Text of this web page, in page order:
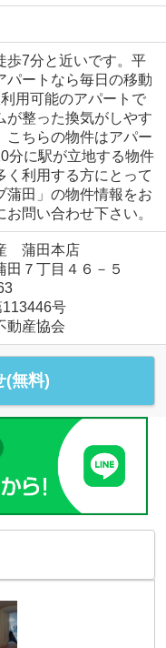
歩7分と近いです。平
パートなら毎日の移動
用可能のアパートで
が整った換気がしやす
こちらの物件はアパー
分に駅が立地する物件
く利用する方にとって
蒲田」の物件情報をお
問い合わせ下さい。
蒲田本店
田７丁目４６－５
号
動産協会
(無料)